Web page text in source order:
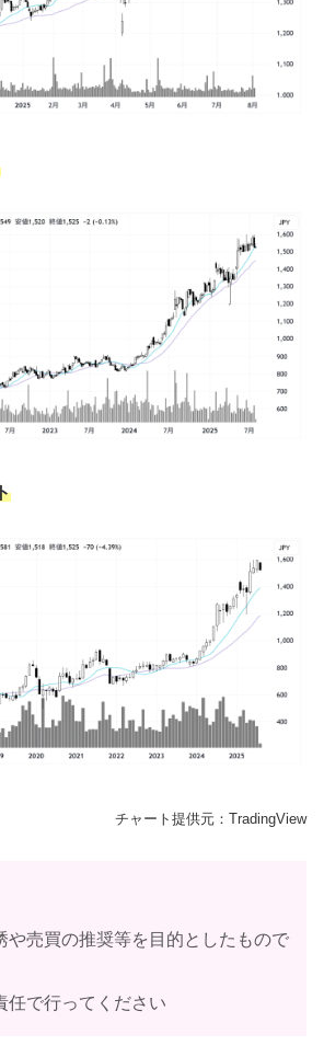
ω・´)
チャート提供元：TradingView
や売買の推奨等を目的としたもので
任で行ってください